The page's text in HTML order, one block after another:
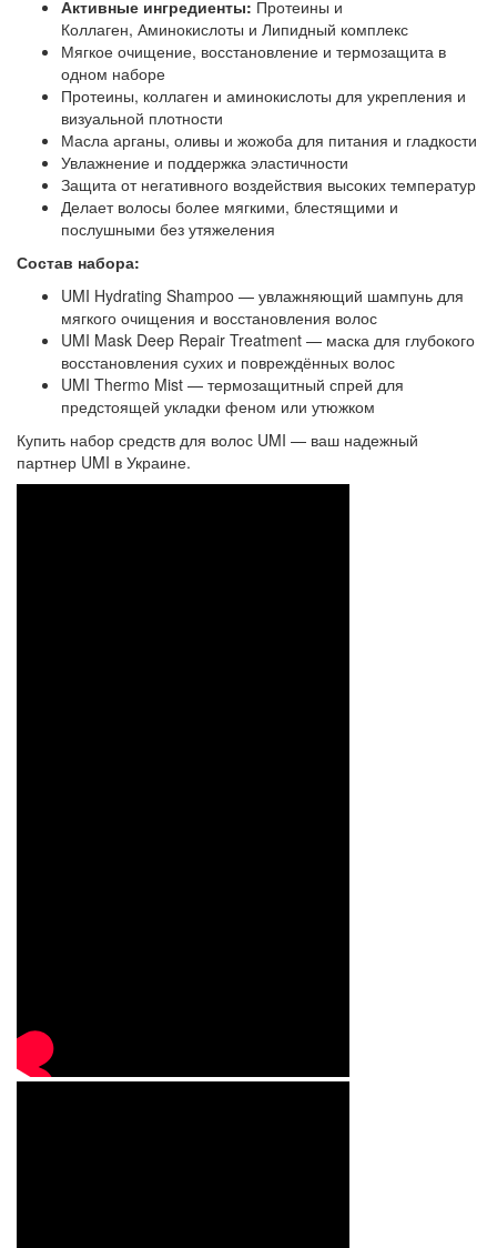
Активные ингредиенты: Протеины и
Коллаген, Аминокислоты и Липидный комплекс
Мягкое очищение, восстановление и термозащита в
одном наборе
Протеины, коллаген и аминокислоты для укрепления и
визуальной плотности
Масла арганы, оливы и жожоба для питания и гладкости
Увлажнение и поддержка эластичности
Защита от негативного воздействия высоких температур
Делает волосы более мягкими, блестящими и
послушными без утяжеления
Состав набора:
UMI Hydrating Shampoo — увлажняющий шампунь для
мягкого очищения и восстановления волос
UMI Mask Deep Repair Treatment — маска для глубокого
восстановления сухих и повреждённых волос
UMI Thermo Mist — термозащитный спрей для
предстоящей укладки феном или утюжком
Купить набор средств для волос UMI — ваш надежный
партнер UMI в Украине.